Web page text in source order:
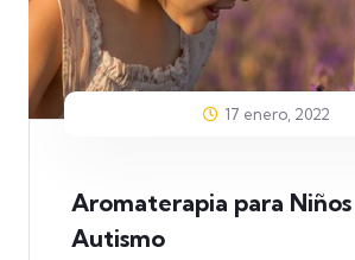
17 enero, 2022
Aromaterapia para
Autismo